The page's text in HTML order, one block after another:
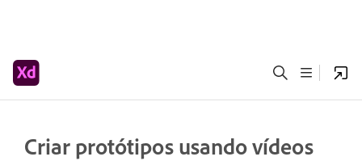
Criar protótipos usando vídeos